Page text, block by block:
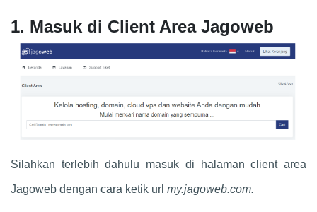
1. Masuk di Client Area Jagoweb
Silahkan terlebih dahulu masuk di halaman client area
Jagoweb dengan cara ketik url my.jagoweb.com.